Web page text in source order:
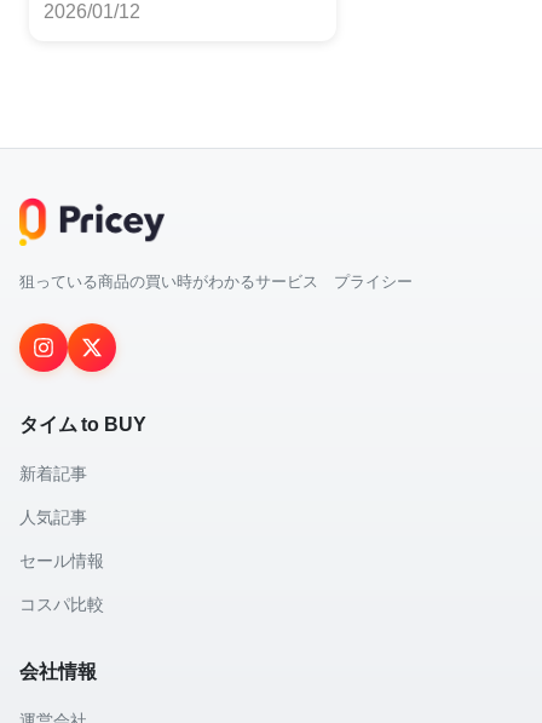
2026/01/12
狙っている商品の買い時がわかるサービス プライシー
タイム to BUY
新着記事
人気記事
セール情報
コスパ比較
会社情報